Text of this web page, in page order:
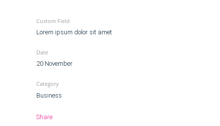
Custom Field
Lorem ipsum dolor sit amet
Date
20 November
Category
Business
Share